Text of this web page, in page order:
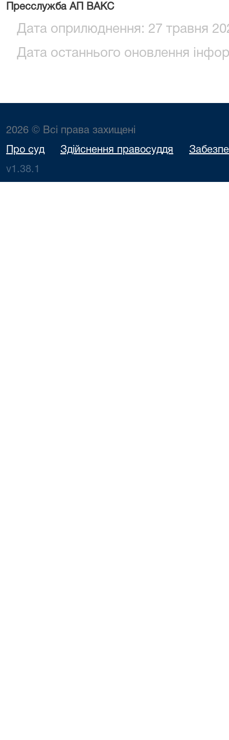
Пресслужба АП ВАКС
Дата оприлюднення: 27 травня
Дата останнього оновлення
2026 © Всі права захищені
Про суд Здійснення правосуддя
v1.38.1